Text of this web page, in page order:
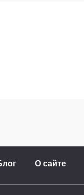
О сайте